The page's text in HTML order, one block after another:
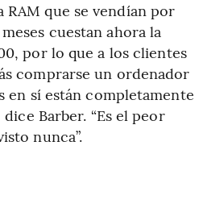
que se vendían por
cuestan ahora la
por lo que a los clientes
comprarse un ordenador
en sí están completamente
Barber. “Es el peor
nunca”.